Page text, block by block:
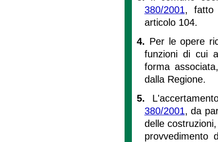
380/2001, fatto
articolo 104.
4. Per le opere
funzioni di cui
forma
dalla Regione.
5.
380/2001, da
delle
provvedimento